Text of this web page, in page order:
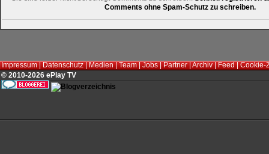
Comments ohne Spam-Schutz zu schreiben.
Impressum|Datenschutz|Medien|Team|Jobs|Partner|Archiv|Feed|Cookie-
© 2010-2026 ePlay TV